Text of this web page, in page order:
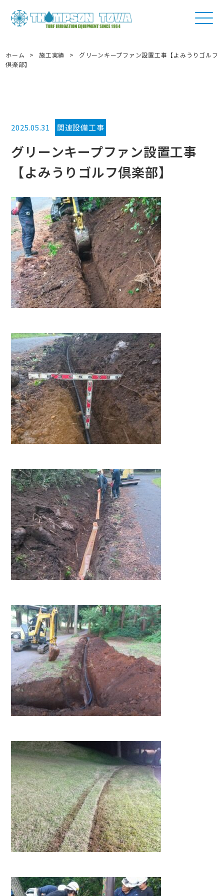
ホーム > 施工実績 >
グリーンキープファン設置工事【よみうりゴルフ
倶楽部】
2025.05.31 関連設備工事
グリーンキープファン設置工事
【よみうりゴルフ倶楽部】